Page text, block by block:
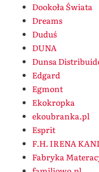
Dookoła Świata
Dreams
Duduś
DUNA
Dunsa
Edgard
Egmont
Ekokropka
ekoubranka.pl
Esprit
F.H. IRENA
Fabryka